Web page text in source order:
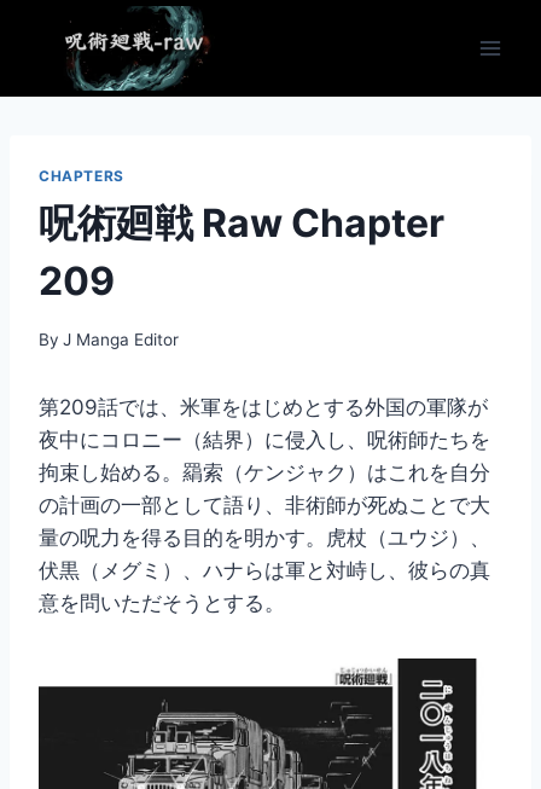
content
CHAPTERS
呪術廻戦 Raw Chapter
209
By J Manga Editor
第209話では、米軍をはじめとする外国の軍隊が
夜中にコロニー（結界）に侵入し、呪術師たちを
拘束し始める。羂索（ケンジャク）はこれを自分
の計画の一部として語り、非術師が死ぬことで大
量の呪力を得る目的を明かす。虎杖（ユウジ）、
伏黒（メグミ）、ハナらは軍と対峙し、彼らの真
意を問いただそうとする。